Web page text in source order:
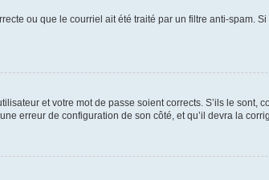
ou que le courriel ait été traité par un filtre anti-spam.
et votre mot de passe soient corrects. S’ils le sont,
erreur de configuration de son côté, et qu’il devra la